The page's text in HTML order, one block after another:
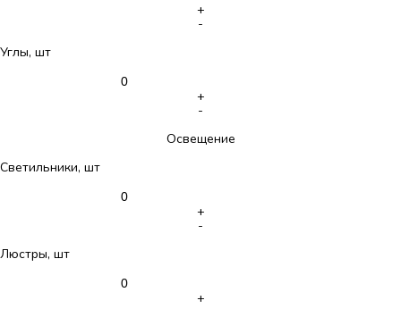
+
-
Углы, шт
+
-
Освещение
Светильники, шт
+
-
Люстры, шт
+